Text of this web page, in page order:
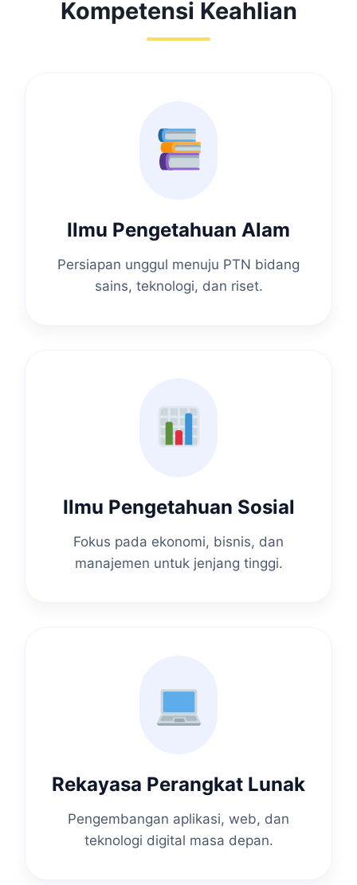
Kompetensi Keahlian
Ilmu Pengetahuan Alam
Persiapan unggul menuju PTN bidang
sains, teknologi, dan riset.
Ilmu Pengetahuan Sosial
Fokus pada ekonomi, bisnis, dan
manajemen untuk jenjang tinggi.
Rekayasa Perangkat Lunak
Pengembangan aplikasi, web, dan
teknologi digital masa depan.